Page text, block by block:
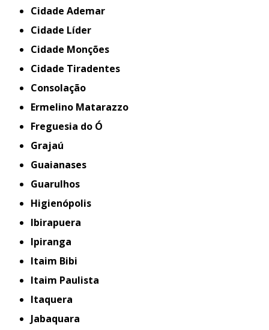
Cidade Ademar
Cidade Líder
Cidade Monções
Cidade Tiradentes
Consolação
Ermelino Matarazzo
Freguesia do Ó
Grajaú
Guaianases
Guarulhos
Higienópolis
Ibirapuera
Ipiranga
Itaim Bibi
Itaim Paulista
Itaquera
Jabaquara